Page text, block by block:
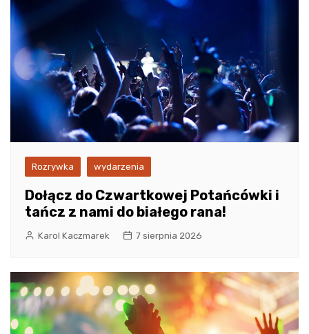
Rozrywka wydarzenia
Dołącz do Czwartkowej Potańcówki i
tańcz z nami do białego rana!
Karol Kaczmarek 7 sierpnia 2026